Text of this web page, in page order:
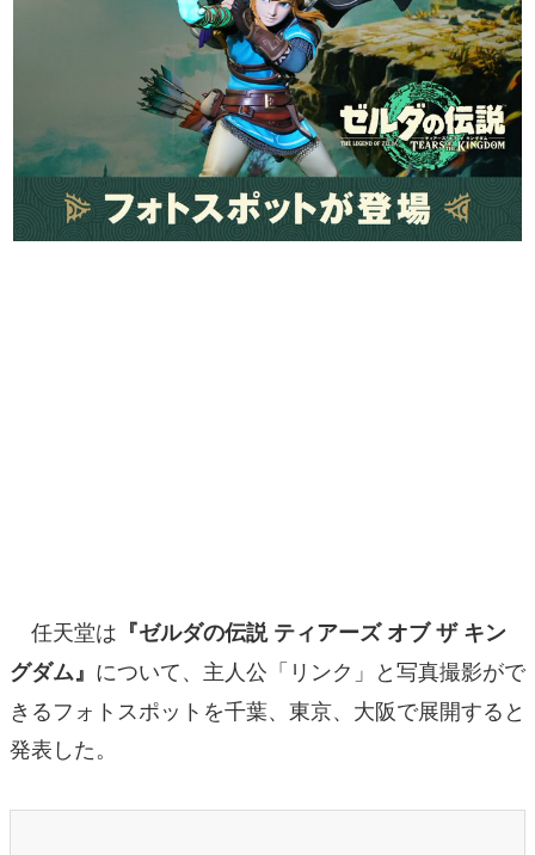
日本モバイルゲーム産業史
日本のモバイルゲーム史における主要なトピック・タイト
ルを網羅するほか、開発者へのインタビューや識者による
解説を掲載。約20年の歴史が一望できる決定版！
若ゲのいたり〜ゲームクリエイターの青春〜
『うつヌケ』『ペンと箸』等で知られるマンガ家・田中圭
一先生によるゲーム業界レポートマンガです。
なんでゲームは面白い？
アプリレビュー
その他
電ファミニコゲーマーとは？
任天堂は 『ゼルダの伝説 ティアーズ オブ ザ キン
グダム』 について、主人公「リンク」と写真撮影がで
きるフォトスポットを千葉、東京、大阪で展開すると
発表した。